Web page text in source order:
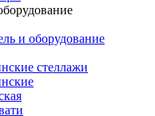
и оборудование
стеллажи